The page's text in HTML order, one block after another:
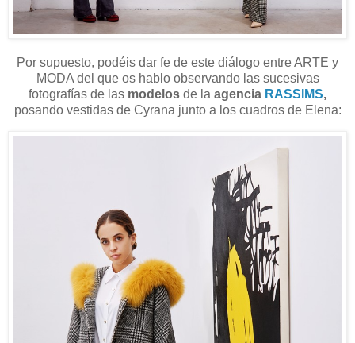
Por supuesto, podéis dar fe de este diálogo entre ARTE y
MODA del que os hablo observando las sucesivas
fotografías de las modelos de la agencia RASSIMS,
posando vestidas de Cyrana junto a los cuadros de Elena: